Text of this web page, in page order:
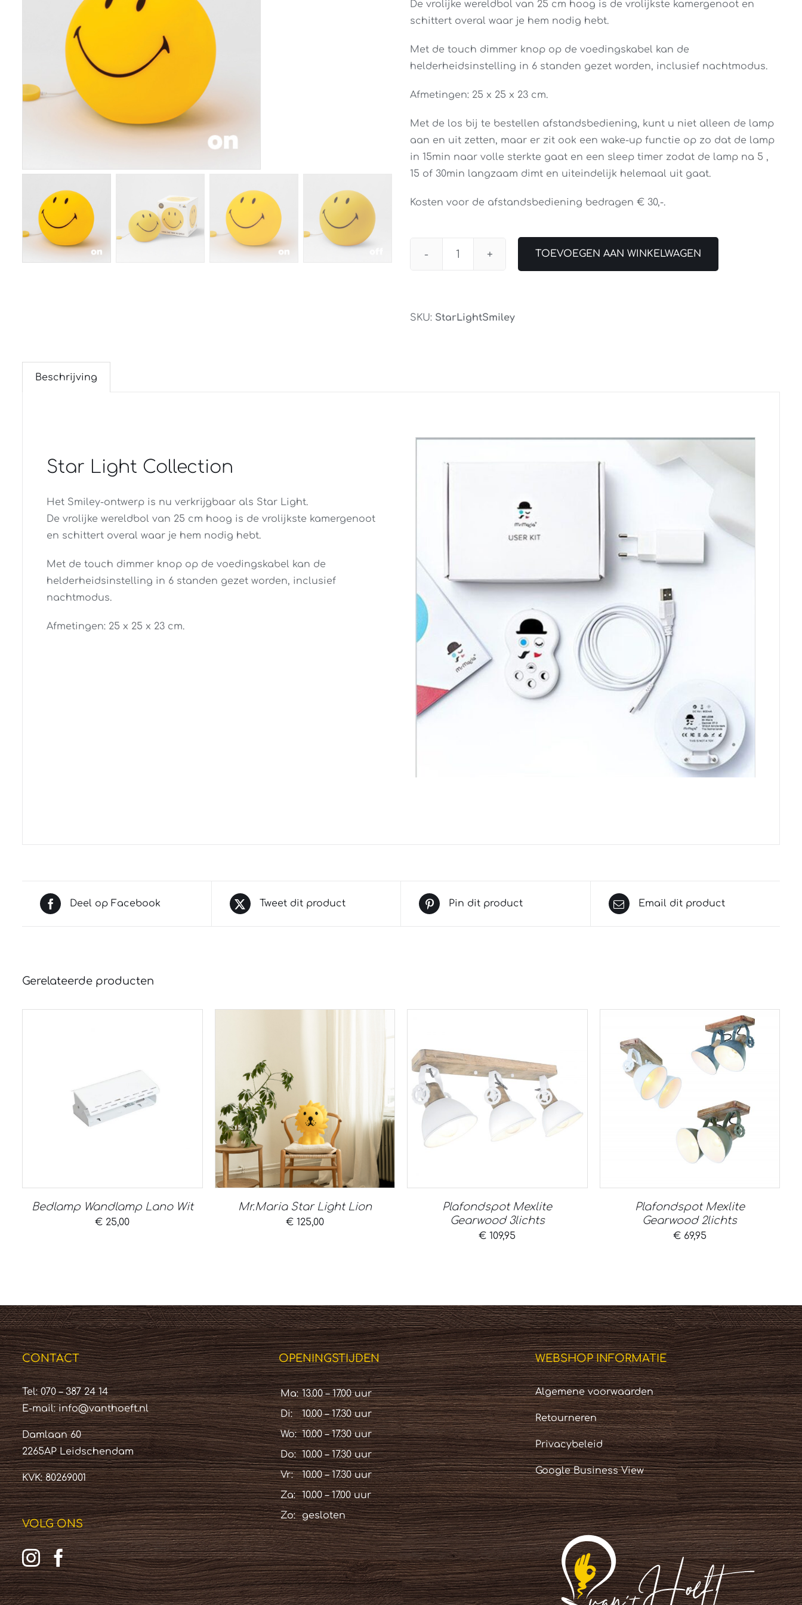
De vrolijke wereldbol van 25 cm hoog is de vrolijkste kamergenoot en
schittert overal waar je hem nodig hebt.
Met de touch dimmer knop op de voedingskabel kan de
helderheidsinstelling in 6 standen gezet worden, inclusief nachtmodus.
Afmetingen: 25 x 25 x 23 cm.
Met de los bij te bestellen afstandsbediening, kunt u niet alleen de lamp
aan en uit zetten, maar er zit ook een wake-up functie op zo dat de lamp
in 15min naar volle sterkte gaat en een sleep timer zodat de lamp na 5 ,
15 of 30min langzaam dimt en uiteindelijk helemaal uit gaat.
Kosten voor de afstandsbediening bedragen € 30,-.
Mr.Maria
Smiley
TOEVOEGEN AAN WINKELWAGEN
SKU: StarLightSmiley
Beschrijving
Star Light Collection
Het Smiley-ontwerp is nu verkrijgbaar als Star Light.
De vrolijke wereldbol van 25 cm hoog is de vrolijkste kamergenoot
en schittert overal waar je hem nodig hebt.
Met de touch dimmer knop op de voedingskabel kan de
helderheidsinstelling in 6 standen gezet worden, inclusief
nachtmodus.
Afmetingen: 25 x 25 x 23 cm.
Deel op Facebook Tweet dit product Pin dit product Email dit product
Gerelateerde producten
Bedlamp Wandlamp Lano Wit
€ 25,00
Mr.Maria Star Light Lion
€125,00
Plafondspot Mexlite
Gearwood 3lichts
€ 109,95
Plafondspot Mexlite
Gearwood 2lichts
€69,95
CONTACT
Tel: 070 – 387 24 14
E-mail:info@vanthoeft.nl
Damlaan 60
2265AP Leidschendam
KVK: 80269001
VOLG ONS
OPENINGSTIJDEN
Ma: 13.00 – 17.00 uur
Di:
10.00 – 17.30 uur
Wo: 10.00 – 17.30 uur
Do: 10.00 – 17.30 uur
Vr:
10.00 – 17.30 uur
Za:
10.00 – 17.00 uur
Zo:
gesloten
WEBSHOP INFORMATIE
Algemene voorwaarden
Retourneren
Privacybeleid
Google Business View